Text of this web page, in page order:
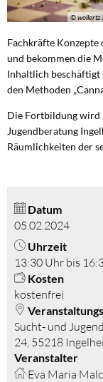
© wollertz
Fachkräfte Konzepte
und bekommen die
Inhaltlich
den Methoden
Die Fortbildung wird
Jugendberatung
Räumlichkeiten der
Datum
05.02.2024
Uhrzeit
13:30 Uhr bis
Kosten
kostenfrei
Sucht- und
24, 55218
Veranstalter
Eva Maria